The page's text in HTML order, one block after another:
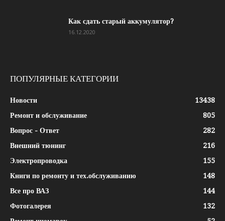
Как сдать старый аккумулятор?
16.12.2020
ПОПУЛЯРНЫЕ КАТЕГОРИИ
Новости
13438
Ремонт и обслуживание
805
Вопрос - Ответ
282
Внешний тюнинг
216
Электропроводка
155
Книги по ремонту и тех.обслуживанию
148
Все про ВАЗ
144
Фотогалерея
132